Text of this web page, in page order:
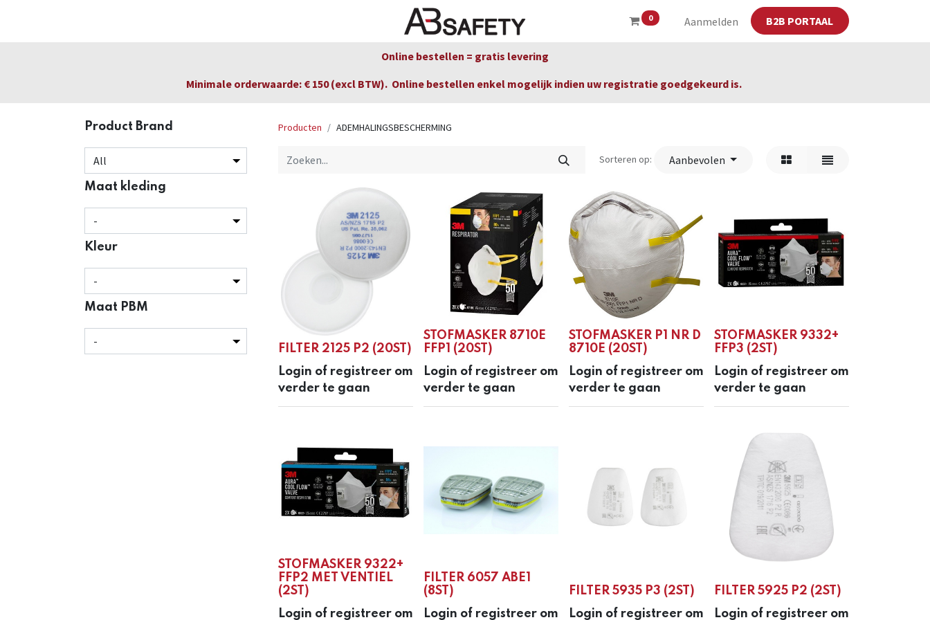
0 Aanmelden B2B PORTAAL
Winkel CE
Online bestellen = gratis levering
Minimale orderwaarde: € 150 (excl BTW). Online bestellen enkel mogelijk indien uw registratie goedgekeurd is.
Product Brand
Maat kleding
Kleur
Maat PBM
Producten ADEMHALINGSBESCHERMING
Sorteren op: Aanbevolen
FILTER 2125 P2 (20ST)
Login of registreer om
verder te gaan
STOFMASKER 8710E
FFP1 (20ST)
Login of registreer om
verder te gaan
STOFMASKER P1 NR D
8710E (20ST)
Login of registreer om
verder te gaan
STOFMASKER 9332+
FFP3 (2ST)
Login of registreer om
verder te gaan
STOFMASKER 9322+
FFP2 MET VENTIEL
(2ST)
Login of registreer om
FILTER 6057 ABE1
(8ST)
Login of registreer om
FILTER 5935 P3 (2ST)
Login of registreer om
FILTER 5925 P2 (2ST)
Login of registreer om